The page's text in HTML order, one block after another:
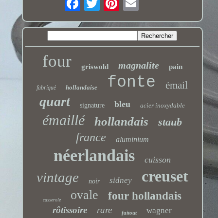
four griswold magnalite pain
fabriqué hollandaise fonte émail
quart signature bleu acier inoxydable
émaillé hollandais staub
france aluminium
néerlandais cuisson
vintage noir sidney creuset
casserole ovale four hollandais
rôtissoire rare faitout wagner